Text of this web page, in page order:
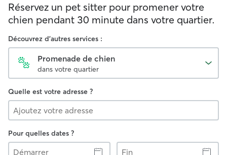
Réservez un pet sitter pour promener votre
chien pendant 30 minute dans votre quartier.
Découvrez d'autres services :
Promenade de chien
dans votre quartier
Quelle est votre adresse ?
Pour quelles dates ?
Démarrer
Fin